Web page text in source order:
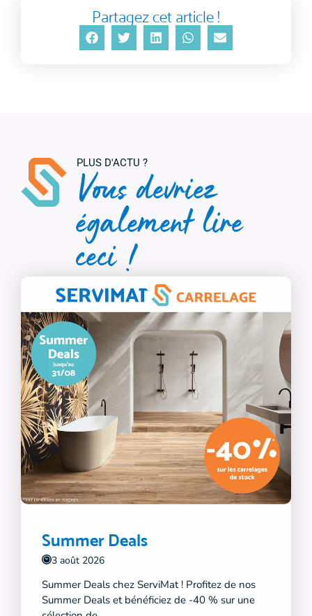
Partagez cet article !
Vous devriez
également lire
ceci !
Summer Deals
3 août 2026
Summer Deals chez ServiMat ! Profitez de nos
Summer Deals et bénéficiez de -40 % sur une